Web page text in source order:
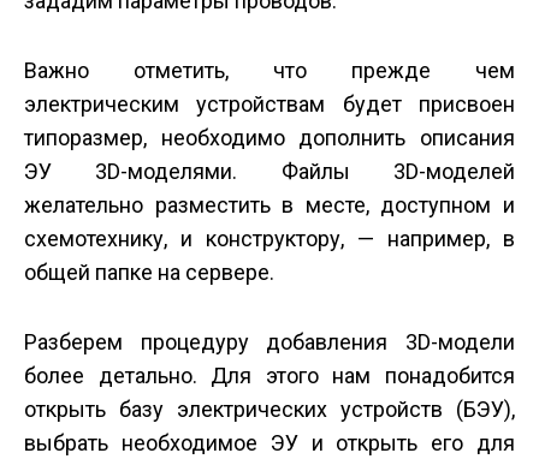
Важно отметить, что прежде чем
электрическим устройствам будет присвоен
типоразмер, необходимо дополнить описания
ЭУ 3D-моделями. Файлы 3D-моделей
желательно разместить в месте, доступном и
схемотехнику, и конструктору, — например, в
общей папке на сервере.
Разберем процедуру добавления 3D-модели
более детально. Для этого нам понадобится
открыть базу электрических устройств (БЭУ),
выбрать необходимое ЭУ и открыть его для